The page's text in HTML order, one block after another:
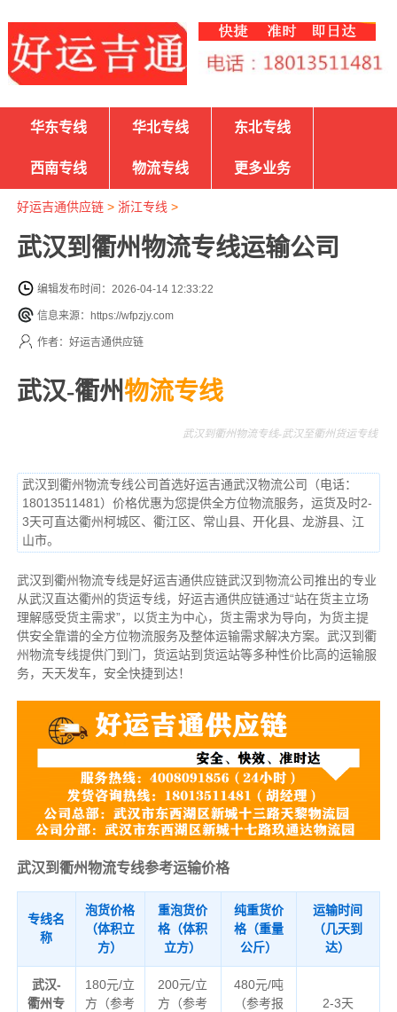
华东专线 华北专线 东北专线
西南专线 物流专线 更多业务
好运吉通供应链> 浙江专线 >
武汉到衢州物流专线运输公司
编辑发布时间：2026-04-14 12:33:22
信息来源：https://wfpzjy.com
作者：好运吉通供应链
武汉-衢州物流专线
武汉到衢州物流专线-武汉至衢州货运专线
武汉到衢州物流专线公司首选好运吉通武汉物流公司（电话：
18013511481）价格优惠为您提供全方位物流服务，运货及时2-
3天可直达衢州柯城区、衢江区、常山县、开化县、龙游县、江
山市。
武汉到衢州物流专线是好运吉通供应链武汉到物流公司推出的专业
从武汉直达衢州的货运专线，好运吉通供应链通过“站在货主立场
理解感受货主需求”，以货主为中心，货主需求为导向，为货主提
供安全靠谱的全方位物流服务及整体运输需求解决方案。武汉到衢
州物流专线提供门到门，货运站到货运站等多种性价比高的运输服
务，天天发车，安全快捷到达！
武汉到衢州物流专线参考运输价格
专线名
称
泡货价格
（体积立
方）
重泡货价
格（体积
立方）
纯重货价
格（重量
公斤）
运输时间
（几天到
达）
武汉-
衢州专
180元/立
方（参考
200元/立
方（参考
480元/吨
（参考报
2-3天